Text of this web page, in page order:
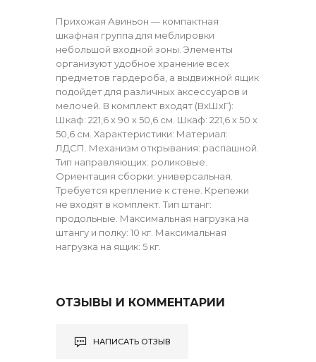
Прихожая Авиньон — компактная
шкафная группа для меблировки
небольшой входной зоны. Элементы
организуют удобное хранение всех
предметов гардероба, а выдвижной ящик
подойдет для различных аксессуаров и
мелочей. В комплект входят (ВхШхГ):
Шкаф: 221,6 х 90 х 50,6 см. Шкаф: 221,6 х 50 х
50,6 см. Характеристики: Материал:
ЛДСП. Механизм открывания: распашной.
Тип направляющих: роликовые.
Ориентация сборки: универсальная.
Требуется крепление к стене. Крепежи
не входят в комплект. Тип штанг:
продольные. Максимальная нагрузка на
штангу и полку: 10 кг. Максимальная
нагрузка на ящик: 5 кг.
ОТЗЫВЫ И КОММЕНТАРИИ
НАПИСАТЬ ОТЗЫВ